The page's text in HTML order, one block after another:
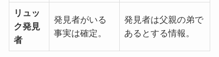
リュッ
ク発見
者
発見者がいる
事実は確定。
発見者は父親の弟で
あるとする情報。